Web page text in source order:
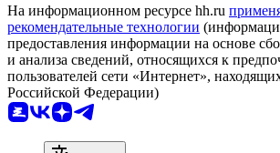
На информационном ресурсе hh.ru
рекомендательные технологии
предоставления информации на основе
и анализа сведений, относящихся к
пользователей сети «Интернет»,
Российской Федерации)